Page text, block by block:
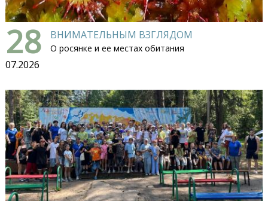
28
07.2026
ВНИМАТЕЛЬНЫМ ВЗГЛЯДОМ
О росянке и ее местах обитания